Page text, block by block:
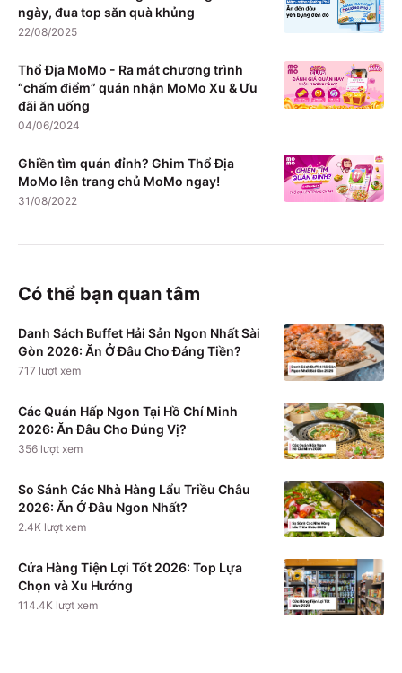
ngày, đua top săn quà khủng
22/08/2025
Thổ Địa MoMo - Ra mắt chương trình
“chấm điểm” quán nhận MoMo Xu & Ưu
đãi ăn uống
04/06/2024
Ghiền tìm quán đỉnh? Ghim Thổ Địa
MoMo lên trang chủ MoMo ngay!
31/08/2022
Có thể bạn quan tâm
Danh Sách Buffet Hải Sản Ngon Nhất Sài
Gòn 2026: Ăn Ở Đâu Cho Đáng Tiền?
717 lượt xem
Các Quán Hấp Ngon Tại Hồ Chí Minh
2026: Ăn Đâu Cho Đúng Vị?
356 lượt xem
So Sánh Các Nhà Hàng Lẩu Triều Châu
2026: Ăn Ở Đâu Ngon Nhất?
2.4K lượt xem
Cửa Hàng Tiện Lợi Tốt 2026: Top Lựa
Chọn và Xu Hướng
114.4K lượt xem